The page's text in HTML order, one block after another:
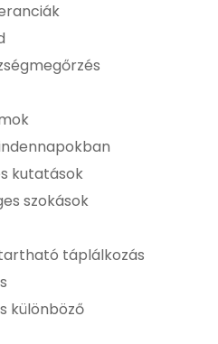
kutatások
szokások
táplálkozás
különböző